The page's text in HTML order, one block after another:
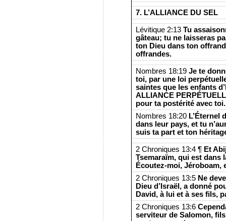
7. L’ALLIANCE DU SEL
Lévitique 2:13 Tu
gâteau; tu ne laisseras
ton Dieu dans ton
offrandes.
Nombres 18:19 Je te
toi, par une loi
saintes que les enfants
ALLIANCE
pour ta postérité avec toi.
Nombres 18:20 L’Éternel
dans leur pays, et tu
suis ta part et ton
2 Chroniques 13:4 ¶ Et
Tsemaraïm, qui est dans
Écoutez-moi, Jéroboam,
2 Chroniques 13:5 Ne
Dieu d’Israël, a donné
David, à lui et à ses fils,
2 Chroniques 13:6
serviteur de Salomon, fils